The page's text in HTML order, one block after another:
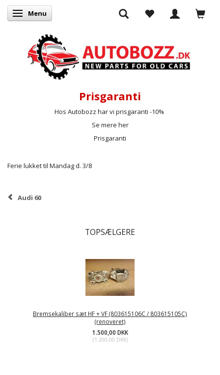
Skifte navigation
Menu
Prisgaranti
Hos Autobozz har vi prisgaranti -10%
Se mere her
Prisgaranti
Ferie lukket til Mandag d. 3/8
Audi 60
TOPSÆLGERE
Bremsekaliber sæt HF + VF (803615106C / 803615105C)
(renoveret)
1.500,00 DKK
(1.200,00 DKK)